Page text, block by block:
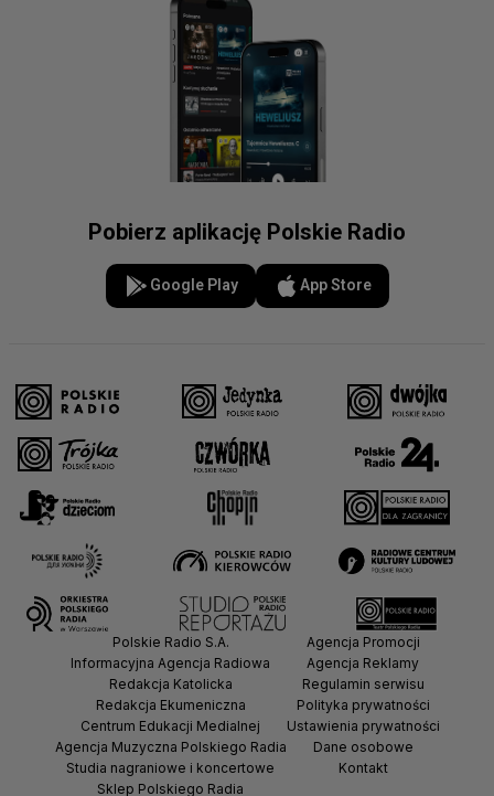
Pobierz aplikację Polskie Radio
Google Play App Store
Polskie Radio S.A.
Informacyjna Agencja Radiowa
Redakcja Katolicka
Redakcja Ekumeniczna
Centrum Edukacji Medialnej
Agencja Muzyczna Polskiego Radia
Studia nagraniowe i koncertowe
Sklep Polskiego Radia
Agencja Promocji
Agencja Reklamy
Regulamin serwisu
Polityka prywatności
Ustawienia prywatności
Dane osobowe
Kontakt